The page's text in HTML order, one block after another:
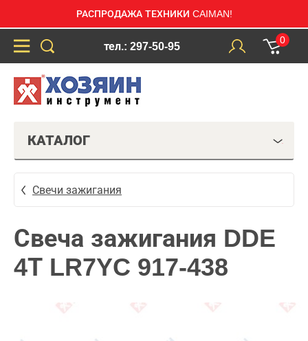
РАСПРОДАЖА ТЕХНИКИ CAIMAN!
тел.: 297-50-95
0
КАТАЛОГ
Свечи зажигания
Свеча зажигания DDE
4Т LR7YC 917-438